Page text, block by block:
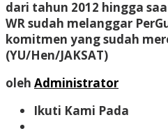
dari tahun 2012 hingga
WR sudah melanggar
komitmen yang sudah
(YU/Hen/JAKSAT)
oleh Administrator
Ikuti Kami Pada